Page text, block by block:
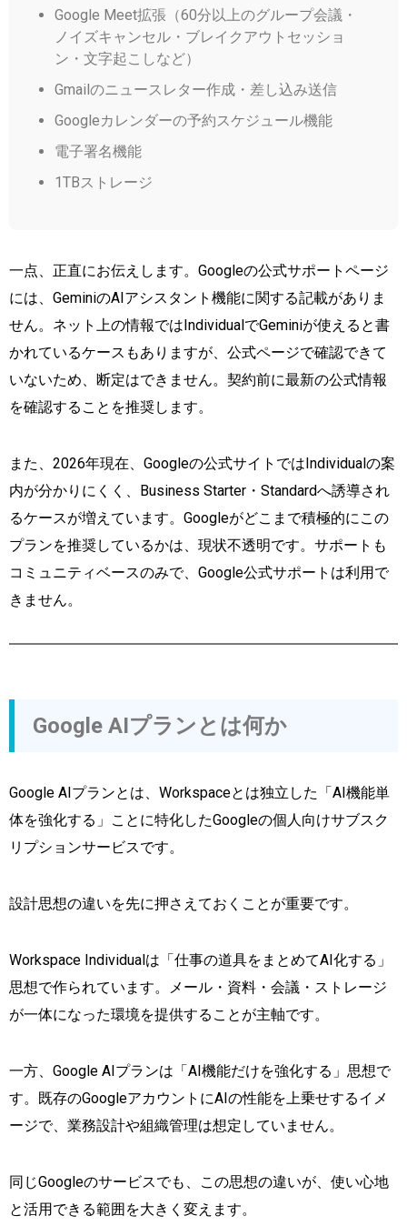
Google Meet拡張（60分以上のグループ会議・
ノイズキャンセル・ブレイクアウトセッショ
ン・文字起こしなど）
Gmailのニュースレター作成・差し込み送信
Googleカレンダーの予約スケジュール機能
電子署名機能
1TBストレージ
一点、正直にお伝えします。Googleの公式サポートページ
には、GeminiのAIアシスタント機能に関する記載がありま
せん。ネット上の情報ではIndividualでGeminiが使えると書
かれているケースもありますが、公式ページで確認できて
いないため、断定はできません。契約前に最新の公式情報
を確認することを推奨します。
また、2026年現在、Googleの公式サイトではIndividualの案
内が分かりにくく、Business Starter・Standardへ誘導され
るケースが増えています。Googleがどこまで積極的にこの
プランを推奨しているかは、現状不透明です。サポートも
コミュニティベースのみで、Google公式サポートは利用で
きません。
Google AIプランとは何か
Google AIプランとは、Workspaceとは独立した「AI機能単
体を強化する」ことに特化したGoogleの個人向けサブスク
リプションサービスです。
設計思想の違いを先に押さえておくことが重要です。
Workspace Individualは「仕事の道具をまとめてAI化する」
思想で作られています。メール・資料・会議・ストレージ
が一体になった環境を提供することが主軸です。
一方、Google AIプランは「AI機能だけを強化する」思想で
す。既存のGoogleアカウントにAIの性能を上乗せするイメ
ージで、業務設計や組織管理は想定していません。
同じGoogleのサービスでも、この思想の違いが、使い心地
と活用できる範囲を大きく変えます。